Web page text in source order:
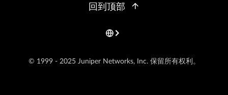
© 1999 - 2025 Juniper Networks, Inc. 保留所有权利。
回到顶部